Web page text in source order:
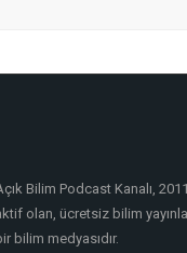
Bilim Podcast Kanalı,
olan, ücretsiz bilim
bilim medyasıdır.